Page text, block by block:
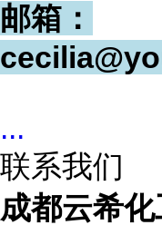
邮箱：
...
联系我们
成都云希化